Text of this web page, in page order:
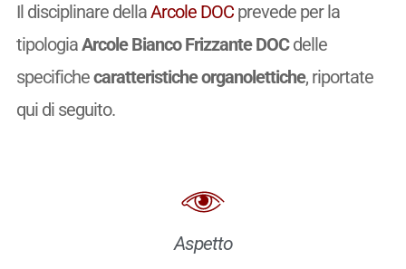
Il disciplinare dellaArcole DOCprevede per la
tipologiaArcole Bianco Frizzante DOCdelle
specifichecaratteristiche organolettiche, riportate
qui di seguito.
Aspetto